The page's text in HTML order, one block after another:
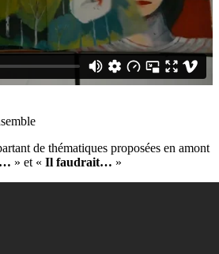
de thématiques proposées en amont
» et « Il faudrait… »